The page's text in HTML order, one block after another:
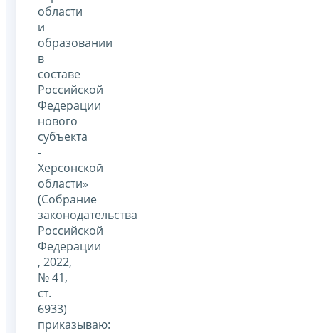
области
и
образовании
в
составе
Российской
Федерации
нового
субъекта
-
Херсонской
области»
(Собрание
законодательства
Российской
Федерации
, 2022,
№ 41,
ст.
6933)
приказываю: